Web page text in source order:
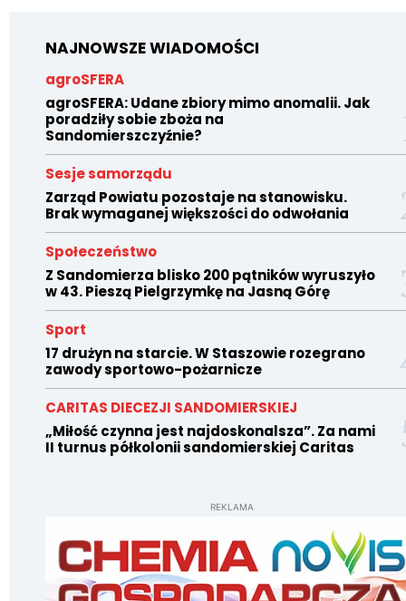
NAJNOWSZE WIADOMOŚCI
agroSFERA
agroSFERA: Udane zbiory mimo anomalii. Jak
poradziły sobie zboża na
Sandomierszczyźnie?
Sesje samorządu
Zarząd Powiatu pozostaje na stanowisku.
Brak wymaganej większości do odwołania
Społeczeństwo
Z Sandomierza blisko 200 pątników wyruszyło
w 43. Pieszą Pielgrzymkę na Jasną Górę
Sport
17 drużyn na starcie. W Staszowie rozegrano
zawody sportowo-pożarnicze
CARITAS DIECEZJI SANDOMIERSKIEJ
„Miłość czynna jest najdoskonalsza”. Za nami
II turnus półkolonii sandomierskiej Caritas
REKLAMA